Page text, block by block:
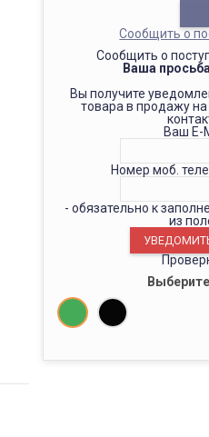
Сообщить о
Сообщить о
Ваша
Вы получите
товара в продажу
Ваш E-
Номер моб.
- обязательно к
из